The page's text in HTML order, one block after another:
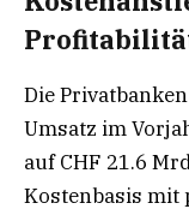
Die
Umsatz im
auf CHF 21.6
Kostenbasis mit